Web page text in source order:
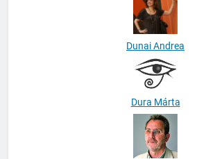
Dunai Andrea
Dura Márta